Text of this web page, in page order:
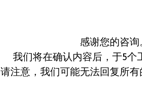
感谢您的咨询
我们将在确认内容后，于5个
请注意，我们可能无法回复所有